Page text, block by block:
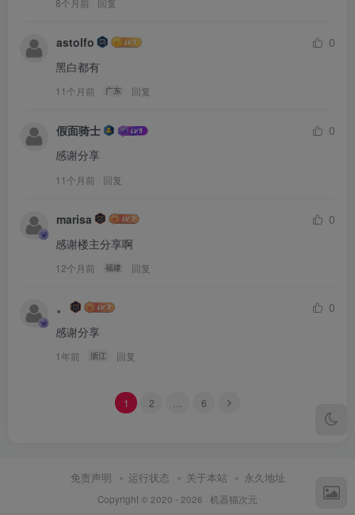
8个月前 回复
astolfo
0
黑白都有
11个月前 广东 回复
假面骑士
0
感谢分享
11个月前 回复
marisa
0
感谢楼主分享啊
12个月前 福建 回复
。
0
感谢分享
1年前 浙江 回复
1 2 … 6
免责声明 运行状态 关于本站 永久地址
Copyright © 2020 - 2026 · 机器猫次元